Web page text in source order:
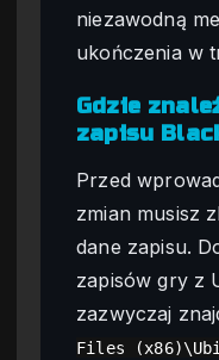
niezawodną
ukończenia w
Gdzie
zapisu
Przed
zmian musisz
dane zapisu.
zapisów gry z
zazwyczaj
Files